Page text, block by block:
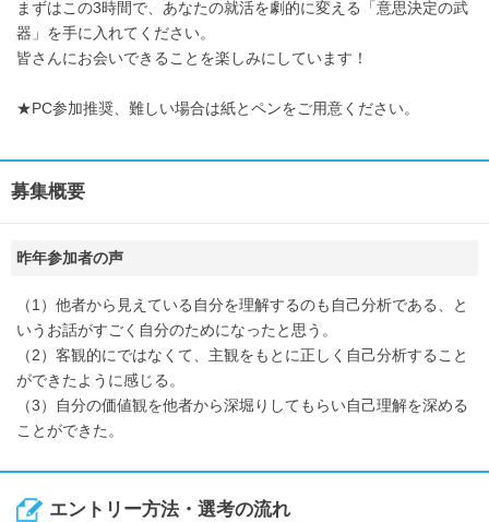
まずはこの3時間で、あなたの就活を劇的に変える「意思決定の武
器」を手に入れてください。
皆さんにお会いできることを楽しみにしています！
★PC参加推奨、難しい場合は紙とペンをご用意ください。
募集概要
昨年参加者の声
（1）他者から見えている自分を理解するのも自己分析である、と
いうお話がすごく自分のためになったと思う。
（2）客観的にではなくて、主観をもとに正しく自己分析すること
ができたように感じる。
（3）自分の価値観を他者から深堀りしてもらい自己理解を深める
ことができた。
エントリー方法・選考の流れ